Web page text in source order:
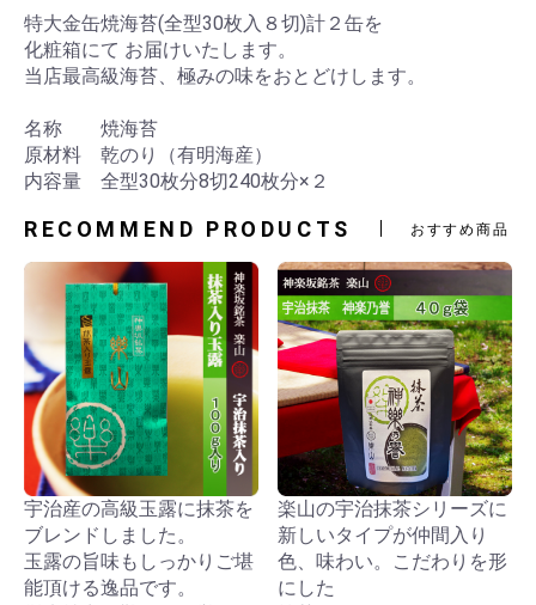
特大金缶焼海苔(全型30枚入８切)計２缶を
化粧箱にて お届けいたします。
当店最高級海苔、極みの味をおとどけします。
名称 焼海苔
原材料 乾のり（有明海産）
内容量 全型30枚分8切240枚分×２
RECOMMEND PRODUCTS おすすめ商品
宇治産の高級玉露に抹茶を
ブレンドしました。
玉露の旨味もしっかりご堪
能頂ける逸品です。
楽山の宇治抹茶シリーズに
新しいタイプが仲間入り
色、味わい。こだわりを形
にした